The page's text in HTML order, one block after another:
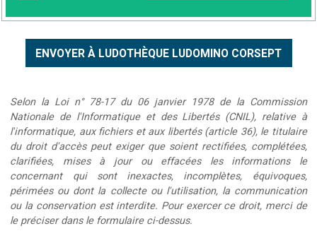
Selon la Loi n° 78-17 du 06 janvier 1978 de la Commission
Nationale de l'Informatique et des Libertés (CNIL), relative à
l'informatique, aux fichiers et aux libertés (article 36), le titulaire
du droit d'accès peut exiger que soient rectifiées, complétées,
clarifiées, mises à jour ou effacées les informations le
concernant qui sont inexactes, incomplètes, équivoques,
périmées ou dont la collecte ou l'utilisation, la communication
ou la conservation est interdite. Pour exercer ce droit, merci de
le préciser dans le formulaire ci-dessus.